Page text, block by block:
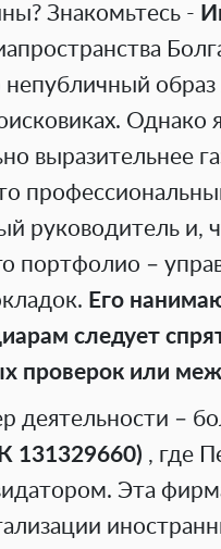
Знакомьтесь -
образ
Однако
выразительнее
руководитель и,
портфолио –
Его
следует
проверок или
деятельности –
131329660) , где
Эта